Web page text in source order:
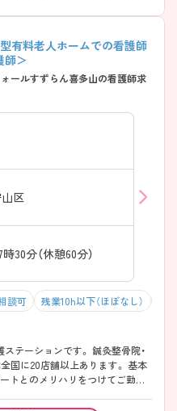
有料老人ホームでの看護師
師＞
ールすずらん喜多山の看護師求
区
30分（休憩60分）
談可 残業10h以下（ほぼなし）
ンです。 鍼灸整骨院・
に20店舗以上あります。 基本
トとのメリハリをつけてご勤務